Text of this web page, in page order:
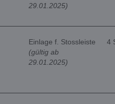
29.01.2025)
Einlage f. Stossleiste
(gültig ab
29.01.2025)
4